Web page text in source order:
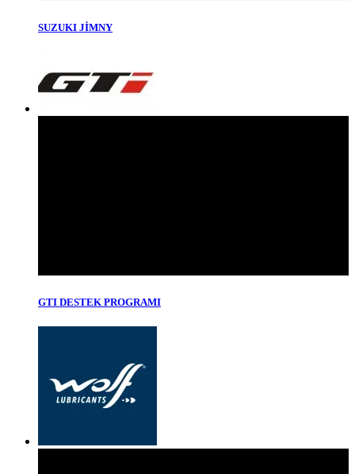
SUZUKI JİMNY
GTI DESTEK PROGRAMI